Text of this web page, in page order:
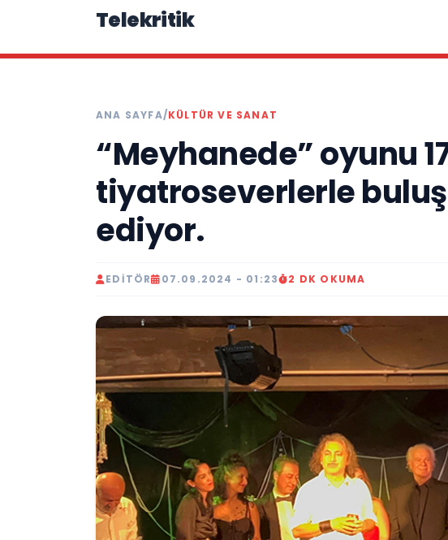
Telekritik
ANA SAYFA/KÜLTÜR VE SANAT
“Meyhanede” oyunu
tiyatroseverlerle
ediyor.
EDITÖR 07.09.2024 - 01:23 2 DK OKUMA